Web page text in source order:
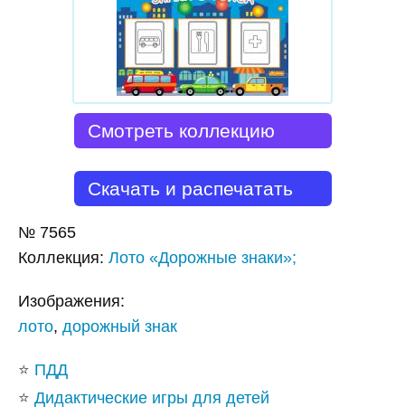
Смотреть коллекцию
Скачать и распечатать
№ 7565
Коллекция: Лото «Дорожные знаки»;
Изображения:
лото, дорожный знак
⭐ ПДД
⭐ Дидактические игры для детей